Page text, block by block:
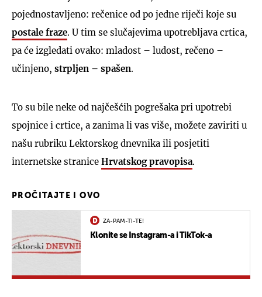
pojednostavljeno: rečenice od po jedne riječi koje su
postale fraze. U tim se slučajevima upotrebljava crtica,
pa će izgledati ovako: mladost – ludost, rečeno –
učinjeno, strpljen – spašen.
To su bile neke od najčešćih pogrešaka pri upotrebi
spojnice i crtice, a zanima li vas više, možete zaviriti u
našu rubriku Lektorskog dnevnika ili posjetiti
internetske stranice Hrvatskog pravopisa.
PROČITAJTE I OVO
ZA-PAM-TI-TE!
Klonite se Instagram-a i TikTok-a